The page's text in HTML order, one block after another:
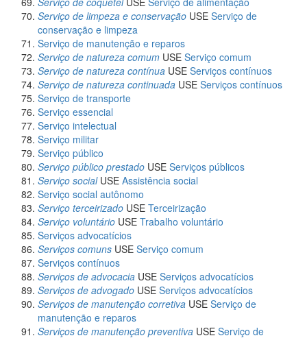
Serviço de limpeza e conservação USE Serviço de
conservação e limpeza
Serviço de manutenção e reparos
Serviço de natureza comum USE Serviço comum
Serviço de natureza contínua USE Serviços contínuos
Serviço de natureza continuada USE Serviços contínuos
Serviço de transporte
Serviço essencial
Serviço intelectual
Serviço militar
Serviço público
Serviço público prestado USE Serviços públicos
Serviço socialUSE Assistência social
Serviço social autônomo
Serviço terceirizado USE Terceirização
Serviço voluntário USE Trabalho voluntário
Serviços advocatícios
Serviços comuns USE Serviço comum
Serviços contínuos
Serviços de advocacia USE Serviços advocatícios
Serviços de advogado USE Serviços advocatícios
Serviços de manutenção corretiva USE Serviço de
manutenção e reparos
Serviços de manutenção preventiva USE Serviço de